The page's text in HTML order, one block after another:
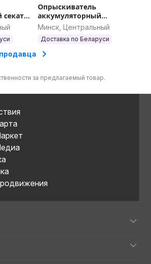
Опрыскиватель
аккумуляторный
садовый 5 л
Минск, Центральный
Доставка по Беларуси
за предлагаемый товар.